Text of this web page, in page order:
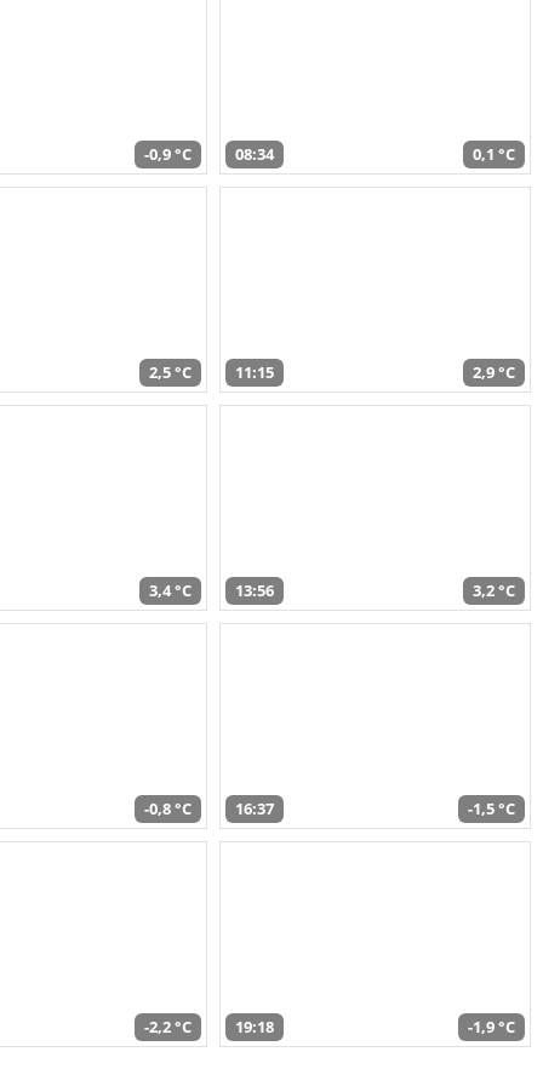
-0,9 °C 08:34 0,1 °C
2,5 °C 11:15 2,9 °C
3,4 °C 13:56 3,2 °C
-0,8 °C 16:37 -1,5 °C
-2,2 °C 19:18 -1,9 °C